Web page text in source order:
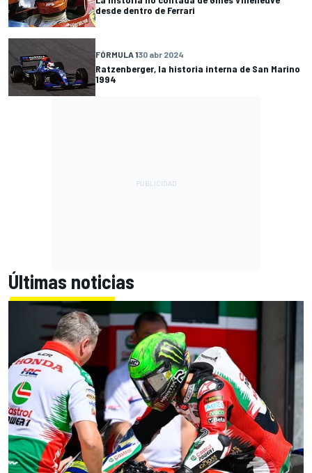
desde dentro de Ferrari
FÓRMULA 130 abr 2024
Ratzenberger, la historia interna de San Marino
1994
Últimas noticias